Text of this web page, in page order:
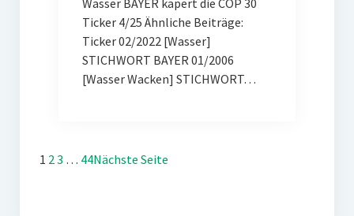
Wasser BAYER kapert die COP 30
Ticker 4/25 Ähnliche Beiträge:
Ticker 02/2022 [Wasser]
STICHWORT BAYER 01/2006
[Wasser Wacken] STICHWORT…
1 23 … 44Nächste Seite